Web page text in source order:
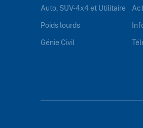
Auto, SUV-4x4 et Utilitaire
Poids lourds
Génie Civil